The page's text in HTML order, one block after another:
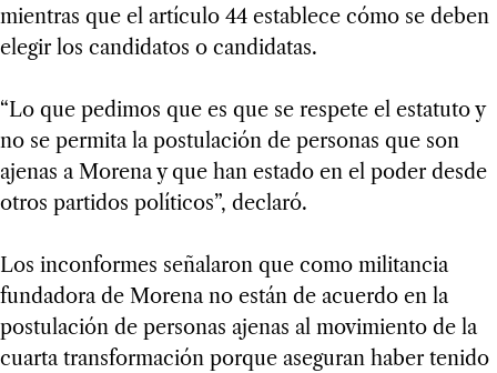
mientras que el artículo 44 establece cómo se deben
elegir los candidatos o candidatas.
“Lo que pedimos que es que se respete el estatuto y
no se permita la postulación de personas que son
ajenas a Morena y que han estado en el poder desde
otros partidos políticos”, declaró.
Los inconformes señalaron que como militancia
fundadora de Morena no están de acuerdo en la
postulación de personas ajenas al movimiento de la
cuarta transformación porque aseguran haber tenido